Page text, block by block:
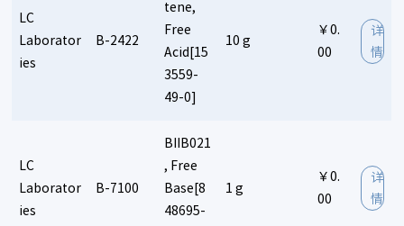
LC
Laborator
ies
B-2422
tene,
Free
Acid[15
3559-
49-0]
10 g
￥0.
00
详
情
LC
Laborator
ies
B-7100
BIIB021
, Free
Base[8
48695-
1 g
￥0.
00
详
情